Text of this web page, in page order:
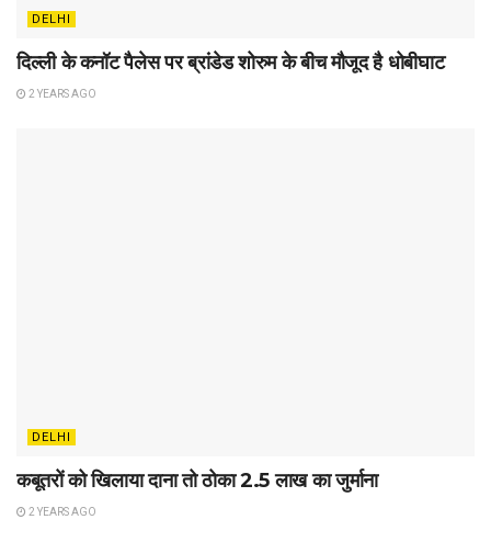
DELHI
दिल्ली के कनॉट पैलेस पर ब्रांडेड शोरुम के बीच मौजूद है धोबीघाट
2 YEARS AGO
DELHI
कबूतरों को खिलाया दाना तो ठोका 2.5 लाख का जुर्माना
2 YEARS AGO